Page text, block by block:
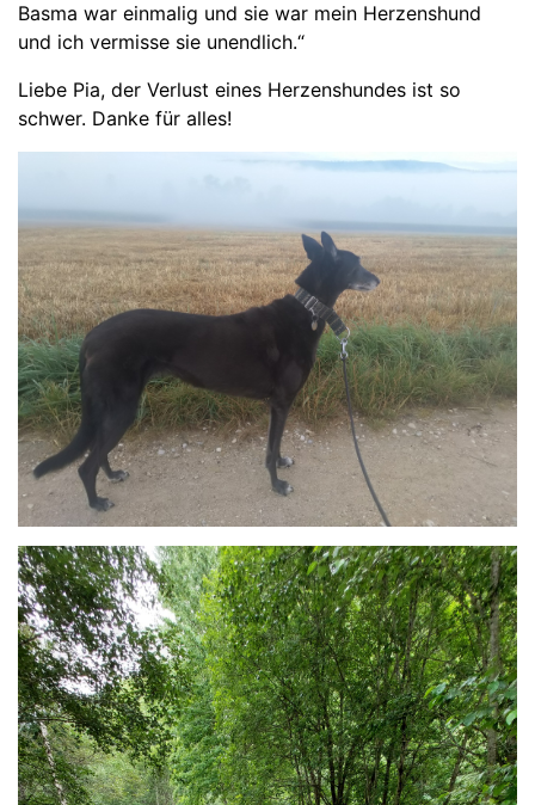
Basma war einmalig und sie war mein Herzenshund
und ich vermisse sie unendlich.“
Liebe Pia, der Verlust eines Herzenshundes ist so
schwer. Danke für alles!